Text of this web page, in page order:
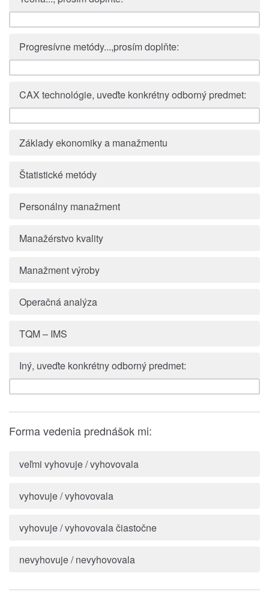
Progresívne metódy...,prosím doplňte:
CAX technológie, uveďte konkrétny odborný predmet:
Základy ekonomiky a manažmentu
Štatistické metódy
Personálny manažment
Manažérstvo kvality
Manažment výroby
Operačná analýza
TQM – IMS
Iný, uveďte konkrétny odborný predmet:
Forma vedenia prednášok mi:
veľmi vyhovuje / vyhovovala
vyhovuje / vyhovovala
vyhovuje / vyhovovala čiastočne
nevyhovuje / nevyhovovala